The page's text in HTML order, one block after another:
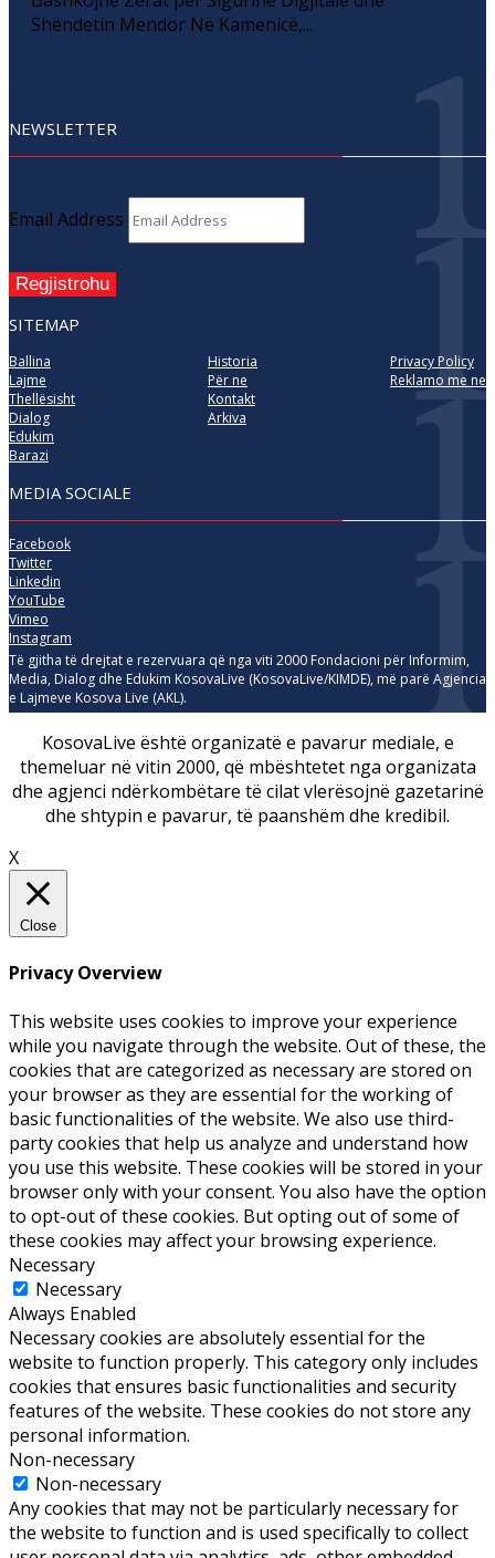
Shëndetin Mendor Në Kamenicë,...
NEWSLETTER
Email Address
Regjistrohu
SITEMAP
Ballina
Lajme
Thellësisht
Dialog
Edukim
Barazi
Historia
Për ne
Kontakt
Arkiva
Privacy Policy
Reklamo me ne
MEDIA SOCIALE
Facebook
Twitter
Linkedin
YouTube
Vimeo
Instagram
Të gjitha të drejtat e rezervuara që nga viti 2000 Fondacioni për Informim,
Media, Dialog dhe Edukim KosovaLive (KosovaLive/KIMDE), më parë Agjencia
e Lajmeve Kosova Live (AKL).
KosovaLive është organizatë e pavarur mediale, e
themeluar në vitin 2000, që mbështetet nga organizata
dhe agjenci ndërkombëtare të cilat vlerësojnë gazetarinë
dhe shtypin e pavarur, të paanshëm dhe kredibil.
X
Close
Privacy Overview
This website uses cookies to improve your experience
while you navigate through the website. Out of these, the
cookies that are categorized as necessary are stored on
your browser as they are essential for the working of
basic functionalities of the website. We also use third-
party cookies that help us analyze and understand how
you use this website. These cookies will be stored in your
browser only with your consent. You also have the option
to opt-out of these cookies. But opting out of some of
these cookies may affect your browsing experience.
Necessary
Necessary
Always Enabled
Necessary cookies are absolutely essential for the
website to function properly. This category only includes
cookies that ensures basic functionalities and security
features of the website. These cookies do not store any
personal information.
Non-necessary
Non-necessary
Any cookies that may not be particularly necessary for
the website to function and is used specifically to collect